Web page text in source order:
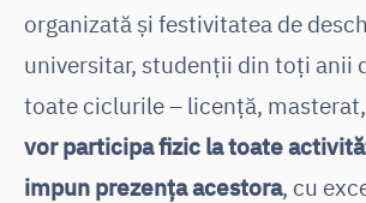
organizată și festivitatea de
universitar, studenții din toți anii
toate ciclurile – licență,
vor participa fizic la toate
impun prezența acestora, cu